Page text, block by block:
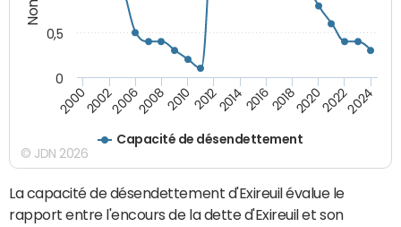
Capacité de désendettement
20002002200620082010 2012201420162018202020222024
0
0,5
© JDN 2026
La capacité de désendettement d'Exireuil évalue le
rapport entre l'encours de la dette d'Exireuil et son